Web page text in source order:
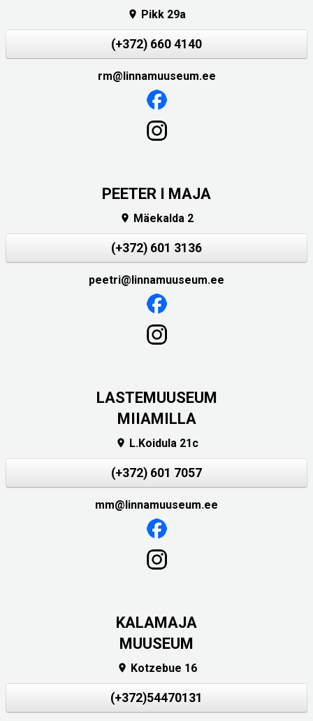
 Pikk 29a
(+372) 660 4140
rm@linnamuuseum.ee
PEETER I MAJA
 Mäekalda 2
(+372) 601 3136
peetri@linnamuuseum.ee
LASTEMUUSEUM
MIIAMILLA
 L.Koidula 21c
(+372) 601 7057
mm@linnamuuseum.ee
KALAMAJA
MUUSEUM
 Kotzebue 16
(+372)54470131